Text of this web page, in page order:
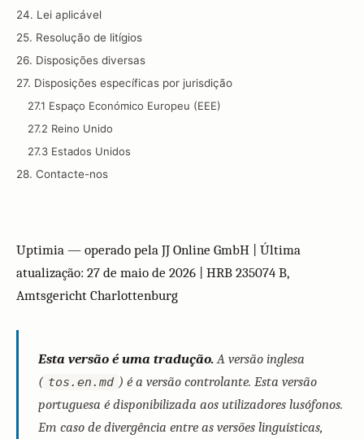
24. Lei aplicável
25. Resolução de litígios
26. Disposições diversas
27. Disposições específicas por jurisdição
27.1 Espaço Económico Europeu (EEE)
27.2 Reino Unido
27.3 Estados Unidos
28. Contacte-nos
Uptimia — operado pela JJ Online GmbH | Última
atualização: 27 de maio de 2026 | HRB 235074 B,
Amtsgericht Charlottenburg
Esta versão é uma tradução.A versão inglesa
( tos.en.md ) é a versão controlante. Esta versão
portuguesa é disponibilizada aos utilizadores lusófonos.
Em caso de divergência entre as versões linguísticas,